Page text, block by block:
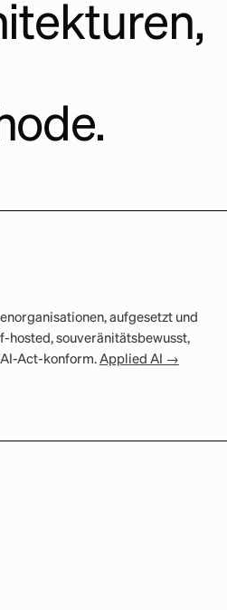
aufgesetzt und
hosted, souveränitätsbewusst,
Act-konform.Applied AI →